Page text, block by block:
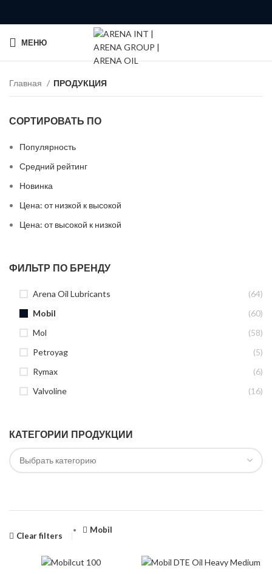
МЕНЮ
Главная ПРОДУКЦИЯ
СОРТИРОВАТЬ ПО
Популярность
Средний рейтинг
Новинка
Цена: от низкой к высокой
Цена: от высокой к низкой
ФИЛЬТР ПО БРЕНДУ
Arena Oil Lubricants
(64)
Mobil
(60)
Mol
(58)
Petroyag
(5)
Rymax
(6)
Valvoline
(16)
КАТЕГОРИИ ПРОДУКЦИИ
Clear filters
Mobil